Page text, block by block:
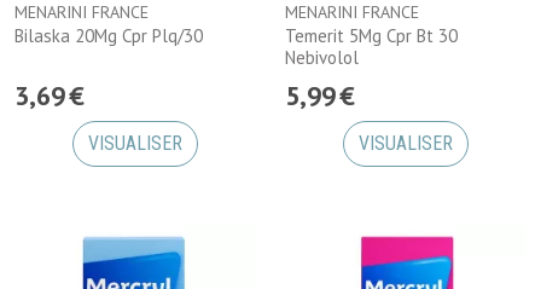
MENARINI FRANCE
Bilaska 20Mg Cpr Plq/30
3,69€
VISUALISER
MENARINI FRANCE
Temerit 5Mg Cpr Bt 30
Nebivolol
5,99€
VISUALISER